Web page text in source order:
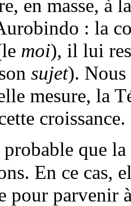
en masse,
: la
moi), il lui
sujet). Nous
mesure, la
croissance.
que la
En ce cas,
pour parvenir